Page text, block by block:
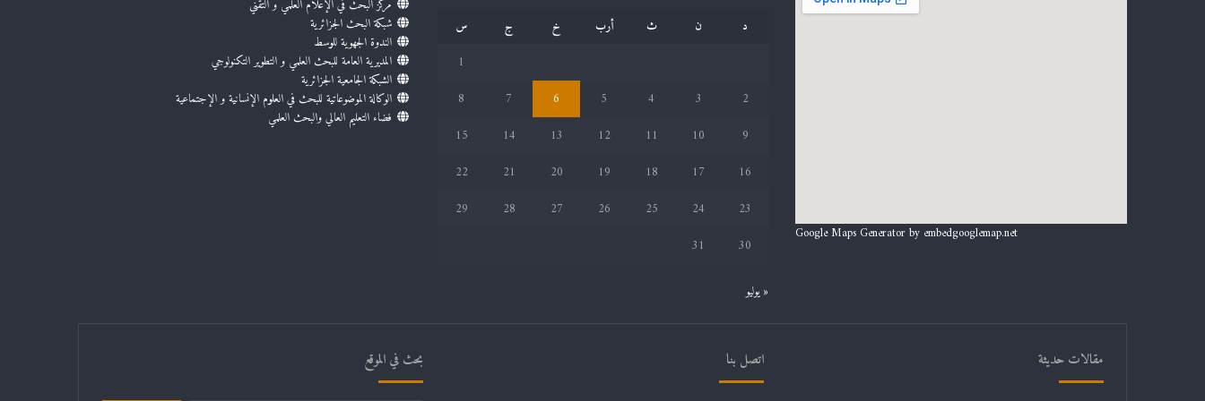
Google Maps Generator by embedgooglemap.net
د
ن ث أرب خ ج
س
1
2
3
4
5
6
7
8
9
10
11
12
13
14
15
16
17
18
19
20
21
22
23
24
25
26
27
28
29
30
31
« يوليو
مركز البحث في الإعلام العلمي و التقني
شبكة البحث الجزائرية
الندوة الجهوية للوسط
المديرية العامة للبحث العلمي و التطوير التكنولوجي
الشبكة الجامعية الجزائرية
الوكالة الموضوعاتية للبحث في العلوم الإنسانية و الإجتماعية
فضاء التعليم العالي والبحث العلمي
مقالات حديثة اتصل بنا بحث في الموقع